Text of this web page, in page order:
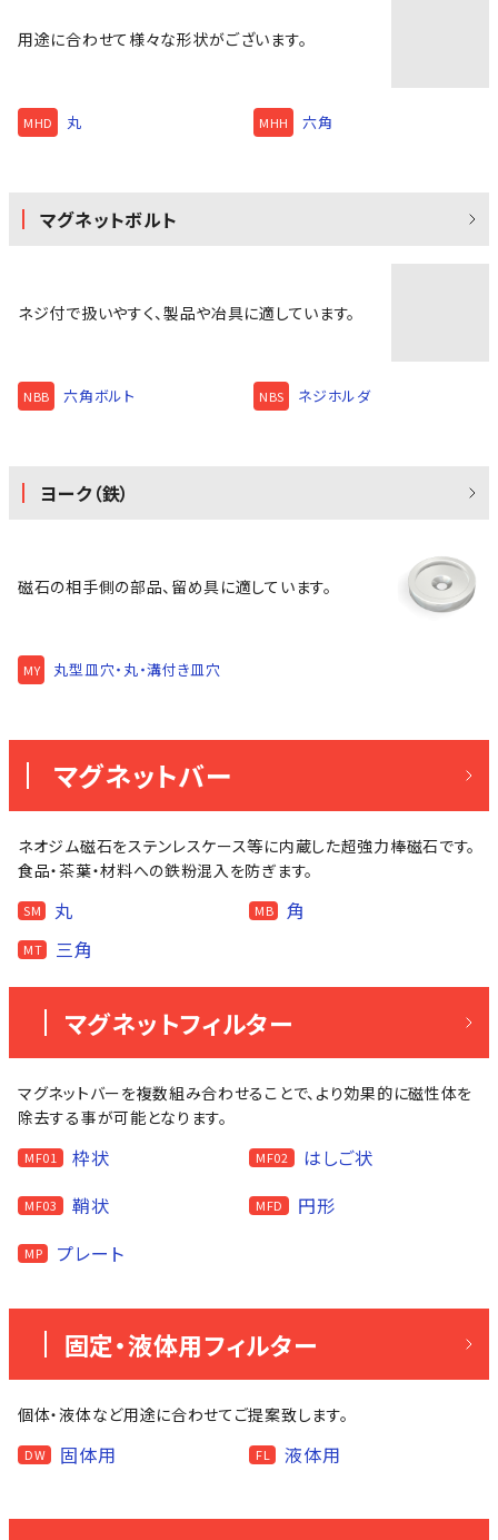
用途に合わせて様々な形状がございます。
MHD 丸 MHH 六角
マグネットボルト
ネジ付で扱いやすく、製品や冶具に適しています。
NBB 六角ボルト NBS ネジホルダ
ヨーク（鉄）
磁石の相手側の部品、留め具に適しています。
MY 丸型皿穴・丸・溝付き皿穴
マグネットバー
ネオジム磁石をステンレスケース等に内蔵した超強力棒磁石です。
食品・茶葉・材料への鉄粉混入を防ぎます。
SM 丸 MB 角
MT 三角
マグネットフィルター
マグネットバーを複数組み合わせることで、より効果的に磁性体を
除去する事が可能となります。
MF01 枠状 MF02 はしご状
MF03 鞘状 MFD 円形
MP プレート
固定・液体用フィルター
個体・液体など用途に合わせてご提案致します。
DW 固体用 FL 液体用